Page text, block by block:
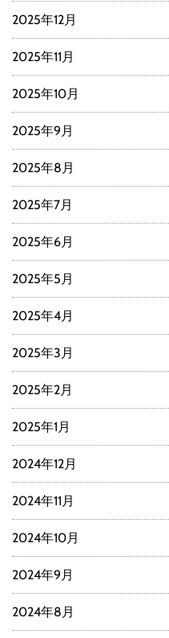
2025年12月
2025年11月
2025年10月
2025年9月
2025年8月
2025年7月
2025年6月
2025年5月
2025年4月
2025年3月
2025年2月
2025年1月
2024年12月
2024年11月
2024年10月
2024年9月
2024年8月